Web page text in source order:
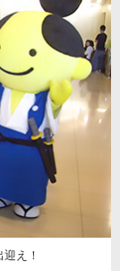
え！